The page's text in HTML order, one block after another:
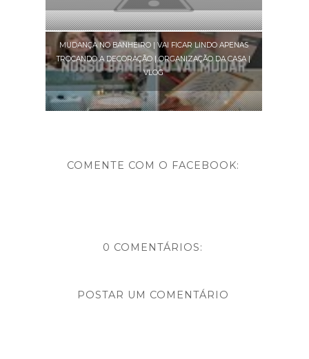
MUDANÇA NO BANHEIRO | VAI FICAR LINDO APENAS
TROCANDO A DECORAÇÃO | ORGANIZAÇÃO DA CASA |
VLOG
COMENTE COM O FACEBOOK:
0 COMENTÁRIOS:
POSTAR UM COMENTÁRIO